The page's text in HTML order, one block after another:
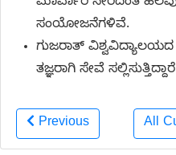
ಸಂಯೋಜನೆಗಳಿವೆ.
ಗುಜರಾತ್ ವಿಶ್ವವಿದ್ಯಾಲಯದ
ತಜ್ಞರಾಗಿ ಸೇವೆ
Previous All